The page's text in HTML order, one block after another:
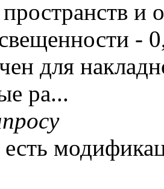
и
-
для
ра...
есть